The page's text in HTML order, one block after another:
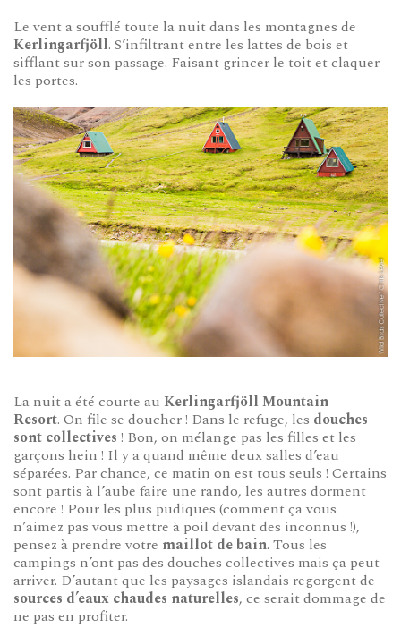
Le vent a soufflé toute la nuit dans les montagnes de
Kerlingarfjöll. S’infiltrant entre les lattes de bois et
sifflant sur son passage. Faisant grincer le toit et claquer
les portes.
La nuit a été courte au Kerlingarfjöll Mountain
Resort. On file se doucher ! Dans le refuge, les douches
sont collectives ! Bon, on mélange pas les filles et les
garçons hein ! Il y a quand même deux salles d’eau
séparées. Par chance, ce matin on est tous seuls ! Certains
sont partis à l’aube faire une rando, les autres dorment
encore ! Pour les plus pudiques (comment ça vous
n’aimez pas vous mettre à poil devant des inconnus !),
pensez à prendre votre maillot de bain. Tous les
campings n’ont pas des douches collectives mais ça peut
arriver. D’autant que les paysages islandais regorgent de
sources d’eaux chaudes naturelles, ce serait dommage de
ne pas en profiter.